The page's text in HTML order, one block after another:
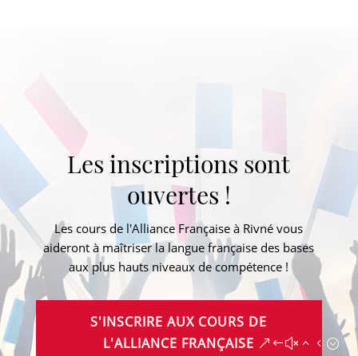
Les inscriptions sont
ouvertes !
Les cours de l'Alliance Française à Rivné vous
aideront à maîtriser la langue française des bases
aux plus hauts niveaux de compétence !
S'INSCRIRE AUX COURS DE
L'ALLIANCE FRANÇAISE